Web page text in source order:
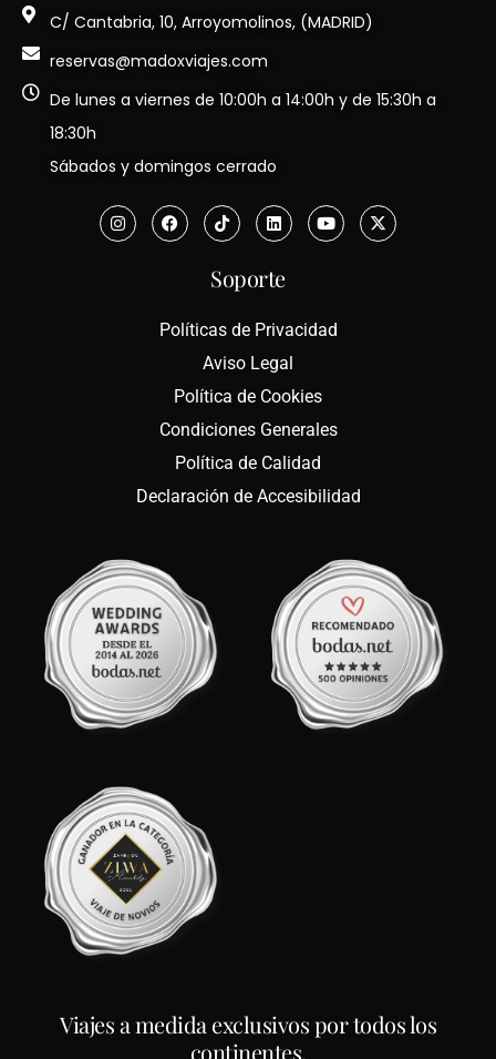
C/ Cantabria, 10, Arroyomolinos, (MADRID)
reservas@madoxviajes.com
De lunes a viernes de 10:00h a 14:00h y de 15:30h a
18:30h
Sábados y domingos cerrado
Soporte
Políticas de Privacidad
Aviso Legal
Política de Cookies
Condiciones Generales
Política de Calidad
Declaración de Accesibilidad
Viajes a medida exclusivos por todos los
continentes.